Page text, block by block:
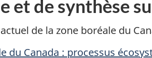
et de synthèse
de la zone boréale du
du Canada : processus